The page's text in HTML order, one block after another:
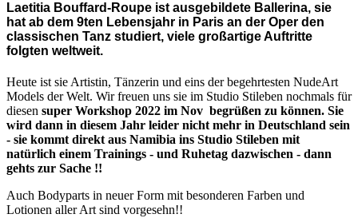
Laetitia Bouffard-Roupe ist ausgebildete Ballerina, sie
hat ab dem 9ten Lebensjahr in Paris an der Oper den
classischen Tanz studiert, viele großartige Auftritte
folgten weltweit.
Heute ist sie Artistin, Tänzerin und eins der begehrtesten NudeArt
Models der Welt. Wir freuen uns sie im Studio Stileben nochmals für
diesen super Workshop 2022 im Nov begrüßen zu können. Sie
wird dann in diesem Jahr leider nicht mehr in Deutschland sein
- sie kommt direkt aus Namibia ins Studio Stileben mit
natürlich einem Trainings - und Ruhetag dazwischen - dann
gehts zur Sache !!
Auch Bodyparts in neuer Form mit besonderen Farben und
Lotionen aller Art sind vorgesehn!!